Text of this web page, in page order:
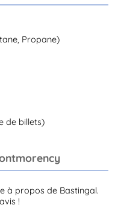
Propane)
de billets)
à propos de Bastingal.
!